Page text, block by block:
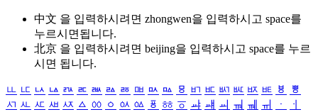
中文 을 입력하시려면 zhongwen을 입력하시고 space를
누르시면됩니다.
北京 을 입력하시려면 beijing을 입력하시고 space를 누르
시면 됩니다.
ㅥ ㅦ ㅧ ㅨ ㅩ ㅪ ㅫ ㅬ ㅭ ㅮ ㅯ ㅰ ㅱ ㅲ ㅳ ㅴ ㅵ ㅶ ㅷ ㅸ
ㅹ
ㅺ ㅻ ㅼ ㅽ ㅾ ㅿ ㆀ ㆁ ㆂ ㆃ ㆄ ㆅ ㆆ ㆇ ㆈ ㆉ ㆊ ㆋ ㆌ ㆍ
ㆎ